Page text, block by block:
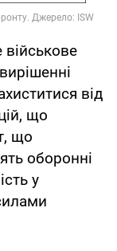
від
що
що
оборонні
у